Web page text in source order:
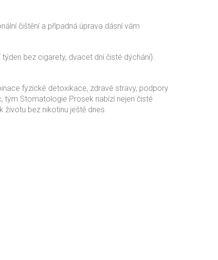
čištění a případná úprava dásní vám
bez cigarety, dvacet dní čisté dýchání).
fyzické detoxikace, zdravé stravy, podpory
tým Stomatologie Prosek nabízí nejen čisté
životu bez nikotinu ještě dnes.